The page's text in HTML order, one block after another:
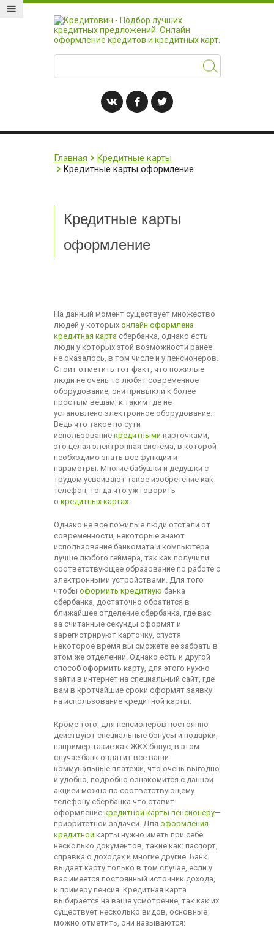
Главная
Кредитные карты
Кредитные карты оформление
Кредитные карты
оформление
На данный момент существует множество
людей у которых онлайн оформлена
кредитная картасбербанка, однако есть
люди у которых этой возможности ранее
не оказалось, в том числе и у пенсионеров.
Стоит отметить тот факт, что пожилые
люди не очень то любят современное
оборудование, они привыкли к более
простым вещам, к таким где не
установлено электронное оборудование.
Ведь что такое по сути
использование кредитными карточками,
это целая электронная система, в которой
необходимо знать все функции и
параметры. Многие бабушки и дедушки с
трудом усваивают такое изобретение как
телефон, тогда что уж говорить
о кредитных картах.
Однако не все пожилые люди отстали от
современности, некоторые знают
использование банкомата и компьютера
лучше любого геймера, так как получили
соответствующее образование по работе с
электронными устройствами. Для того
чтобы оформить кредитную банка
сбербанка, достаточно обратится в
ближайшее отделение сбербанка, где вас
за считанные секунды оформят и
зарегистрируют карточку, спустя
некоторое время вы сможете ее забрать в
этом же отделении. Однако есть и другой
способ оформить карту, для этого нужно
зайти в интернет на специальный сайт, где
вам в кротчайшие сроки оформят заявку
на использование кредитной карты.
Кроме того, для пенсионеров постоянно
действуют специальные бонусы и подарки,
например такие как ЖКХ бонус, в этом
случае банк оплатит все ваши
коммунальные платежи, что очень выгодно
и удобно, подробно ознакомится с данной
акцией можно по соответствующему
телефону сбербанка что ставит
оформление кредитной карты пенсионеру—
приоритетной задачей. Для оформления
кредитной карты нужно иметь при себе
несколько документов, такие как: паспорт,
справка о доходах и многие другие. Банк
выдает карту только в том случае, если у
вас имеется постоянный источник дохода,
к примеру пенсия. Кредитная карта
выбирается на ваше усмотрение, так как их
существует несколько видов, основные
можно отметить, они называются: